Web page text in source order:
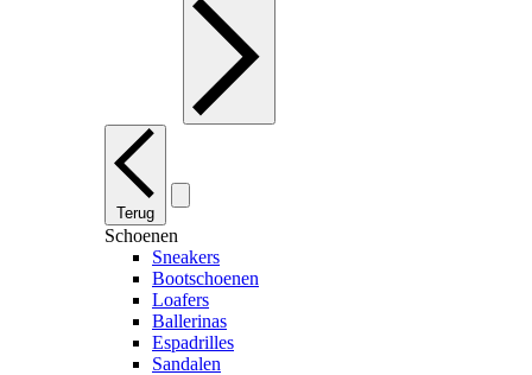
Terug
Schoenen
Sneakers
Bootschoenen
Loafers
Ballerinas
Espadrilles
Sandalen